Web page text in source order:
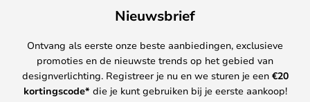
Nieuwsbrief
Ontvang als eerste onze beste aanbiedingen, exclusieve
promoties en de nieuwste trends op het gebied van
designverlichting. Registreer je nu en we sturen je een €20
kortingscode* die je kunt gebruiken bij je eerste aankoop!